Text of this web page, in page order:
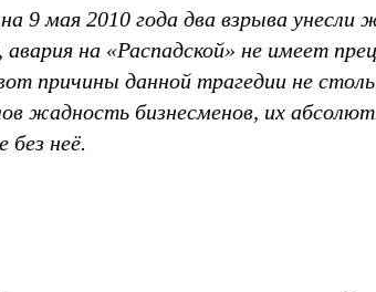
9 мая 2010 года два взрыва
на «Распадской» не имеет
причины данной трагедии не
жадность бизнесменов, их
без неё.